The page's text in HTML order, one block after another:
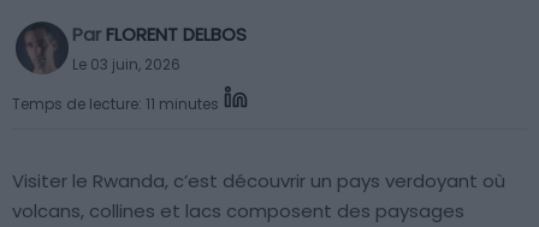
Par FLORENT DELBOS
Le 03 juin, 2026
Temps de lecture: 11 minutes
Visiter le Rwanda, c’est découvrir un pays verdoyant où
volcans, collines et lacs composent des paysages